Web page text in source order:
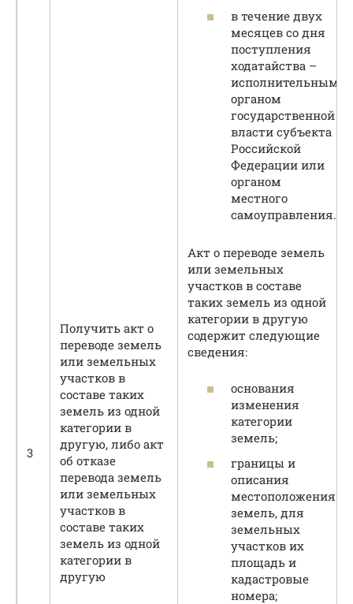
3
Получить акт о
переводе земель
или земельных
участков в
составе таких
земель из одной
категории в
другую, либо акт
об отказе
перевода земель
или земельных
участков в
составе таких
земель из одной
категории в
другую
в течение двух
месяцев со дня
поступления
ходатайства –
исполнительным
органом
государственной
власти субъекта
Российской
Федерации или
органом
местного
самоуправления.
Акт о переводе земель
или земельных
участков в составе
таких земель из одной
категории в другую
содержит следующие
сведения:
основания
изменения
категории
земель;
границы и
описания
местоположения
земель, для
земельных
участков их
площадь и
кадастровые
номера;